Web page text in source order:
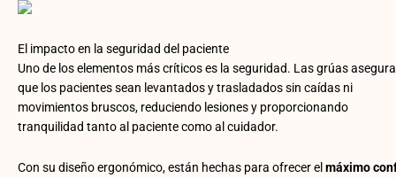
El impacto en la seguridad del paciente
Uno de los elementos más críticos es la seguridad. Las grúas
que los pacientes sean levantados y trasladados sin caídas ni
movimientos bruscos, reduciendo lesiones y proporcionando
tranquilidad tanto al paciente como al cuidador.
Con su diseño ergonómico, están hechas para ofrecer el máximo